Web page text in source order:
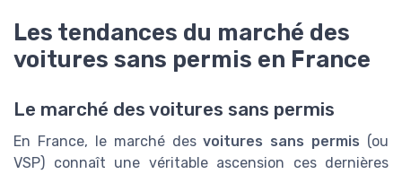
Les tendances du marché des
voitures sans permis en France
Le marché des voitures sans permis
En France, le marché desvoitures sans permis (ou
VSP) connaît une véritable ascension ces dernières